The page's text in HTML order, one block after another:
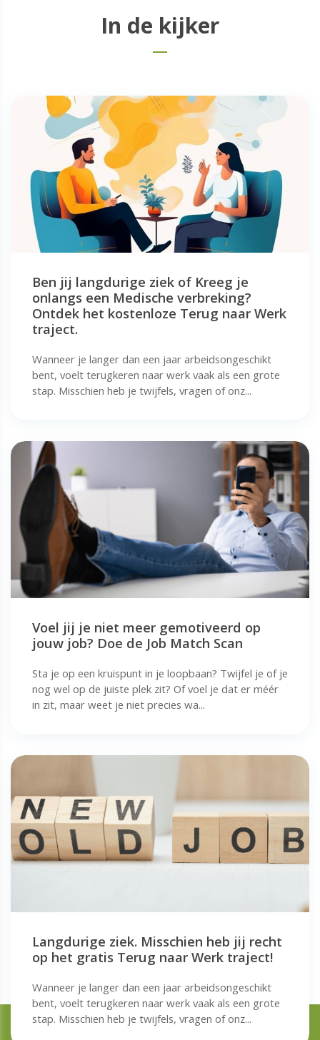
In de kijker
Ben jij langdurige ziek of Kreeg je
onlangs een Medische verbreking?
Ontdek het kostenloze Terug naar Werk
traject.
Wanneer je langer dan een jaar arbeidsongeschikt
bent, voelt terugkeren naar werk vaak als een grote
stap. Misschien heb je twijfels, vragen of onz...
Voel jij je niet meer gemotiveerd op
jouw job? Doe de Job Match Scan
Sta je op een kruispunt in je loopbaan? Twijfel je of je
nog wel op de juiste plek zit? Of voel je dat er méér
in zit, maar weet je niet precies wa...
Langdurige ziek. Misschien heb jij recht
op het gratis Terug naar Werk traject!
Wanneer je langer dan een jaar arbeidsongeschikt
bent, voelt terugkeren naar werk vaak als een grote
stap. Misschien heb je twijfels, vragen of onz...